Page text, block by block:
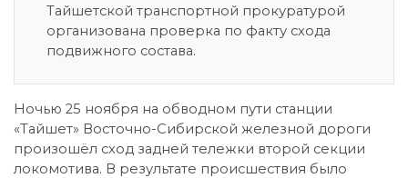
Тайшетской транспортной прокуратурой
организована проверка по факту схода
подвижного состава.
Ночью 25 ноября на обводном пути станции
«Тайшет» Восточно-Сибирской железной дороги
произошёл сход задней тележки второй секции
локомотива. В результате происшествия было